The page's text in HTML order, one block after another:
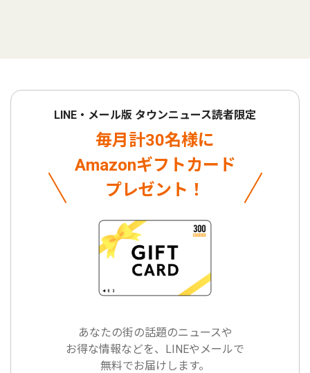
LINE・メール版 タウンニュース読者限定
毎月計30名様に
Amazonギフトカード
プレゼント！
あなたの街の話題のニュースや
お得な情報などを、LINEやメールで
無料でお届けします。